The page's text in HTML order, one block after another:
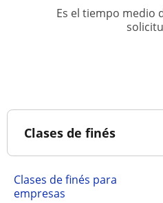
Es el tiempo medio
Clases de finés
Clases de finés para
empresas